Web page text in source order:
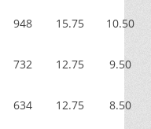
948 15.75 10.50
732 12.75 9.50
634 12.75 8.50